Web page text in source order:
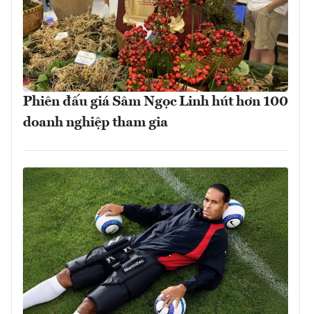
Phiên đấu giá Sâm Ngọc Linh hút hơn 100
doanh nghiệp tham gia